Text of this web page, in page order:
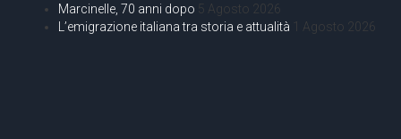
Marcinelle, 70 anni dopo 5 Agosto 2026
L’emigrazione italiana tra storia e attualità 1 Agosto 2026